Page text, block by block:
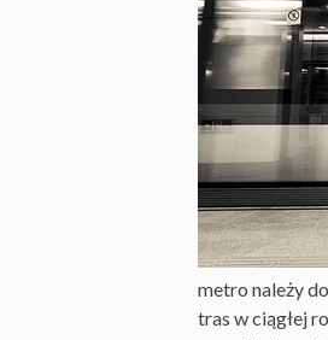
metro należy
tras w ciągłej